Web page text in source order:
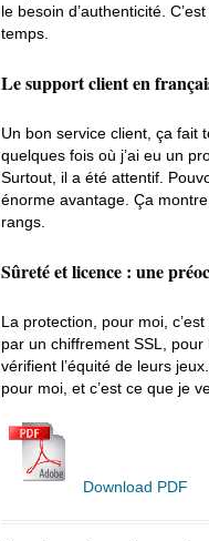
le besoin d’authenticité.
temps.
Le support client en
Un bon service client, ça fait
quelques fois où j’ai eu un
Surtout, il a été attentif.
énorme avantage. Ça
rangs.
Sûreté et licence : une
La protection, pour moi,
par un chiffrement SSL,
vérifient l’équité de leurs
pour moi, et c’est ce que je
Download PDF